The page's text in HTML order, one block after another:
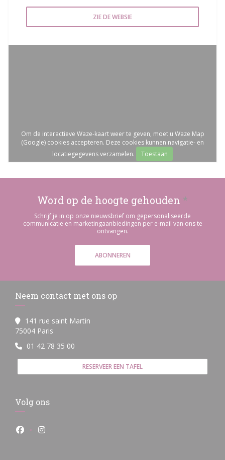
ZIE DE WEBSIE
Om de interactieve Waze-kaart weer te geven, moet u Waze Map
(Google) cookies accepteren. Deze cookies kunnen navigatie- en
locatiegegevens verzamelen.
Toestaan
Word op de hoogte gehouden *
Schrijf je in op onze nieuwsbrief om gepersonaliseerde
communicatie en marketingaanbiedingen per e-mail van ons te
ontvangen.
ABONNEREN
Neem contact met ons op
141 rue saint Martin
75004 Paris
01 42 78 35 00
RESERVEER EEN TAFEL
Volg ons
Facebook ((opent in een nieuw venster))
Instagram ((opent in een nieuw venster))